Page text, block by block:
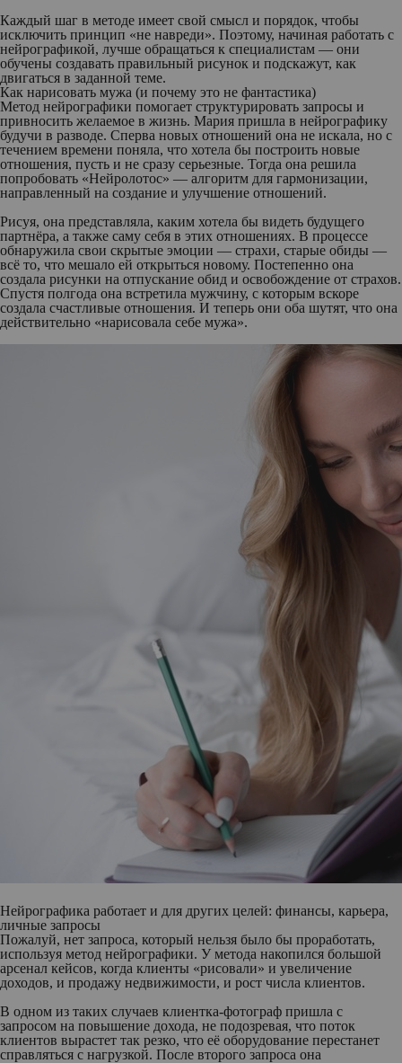
Каждый шаг в методе имеет свой смысл и порядок, чтобы
исключить принцип «не навреди». Поэтому, начиная работать с
нейрографикой, лучше обращаться к специалистам — они
обучены создавать правильный рисунок и подскажут, как
двигаться в заданной теме.
Как нарисовать мужа (и почему это не фантастика)
Метод нейрографики помогает структурировать запросы и
привносить желаемое в жизнь. Мария пришла в нейрографику
будучи в разводе. Сперва новых отношений она не искала, но с
течением времени поняла, что хотела бы построить новые
отношения, пусть и не сразу серьезные. Тогда она решила
попробовать «Нейролотос» — алгоритм для гармонизации,
направленный на создание и улучшение отношений.
Рисуя, она представляла, каким хотела бы видеть будущего
партнёра, а также саму себя в этих отношениях. В процессе
обнаружила свои скрытые эмоции — страхи, старые обиды —
всё то, что мешало ей открыться новому. Постепенно она
создала рисунки на отпускание обид и освобождение от страхов.
Спустя полгода она встретила мужчину, с которым вскоре
создала счастливые отношения. И теперь они оба шутят, что она
действительно «нарисовала себе мужа».
Нейрографика работает и для других целей: финансы, карьера,
личные запросы
Пожалуй, нет запроса, который нельзя было бы проработать,
используя метод нейрографики. У метода накопился большой
арсенал кейсов, когда клиенты «рисовали» и увеличение
доходов, и продажу недвижимости, и рост числа клиентов.
В одном из таких случаев клиентка-фотограф пришла с
запросом на повышение дохода, не подозревая, что поток
клиентов вырастет так резко, что её оборудование перестанет
справляться с нагрузкой. После второго запроса она